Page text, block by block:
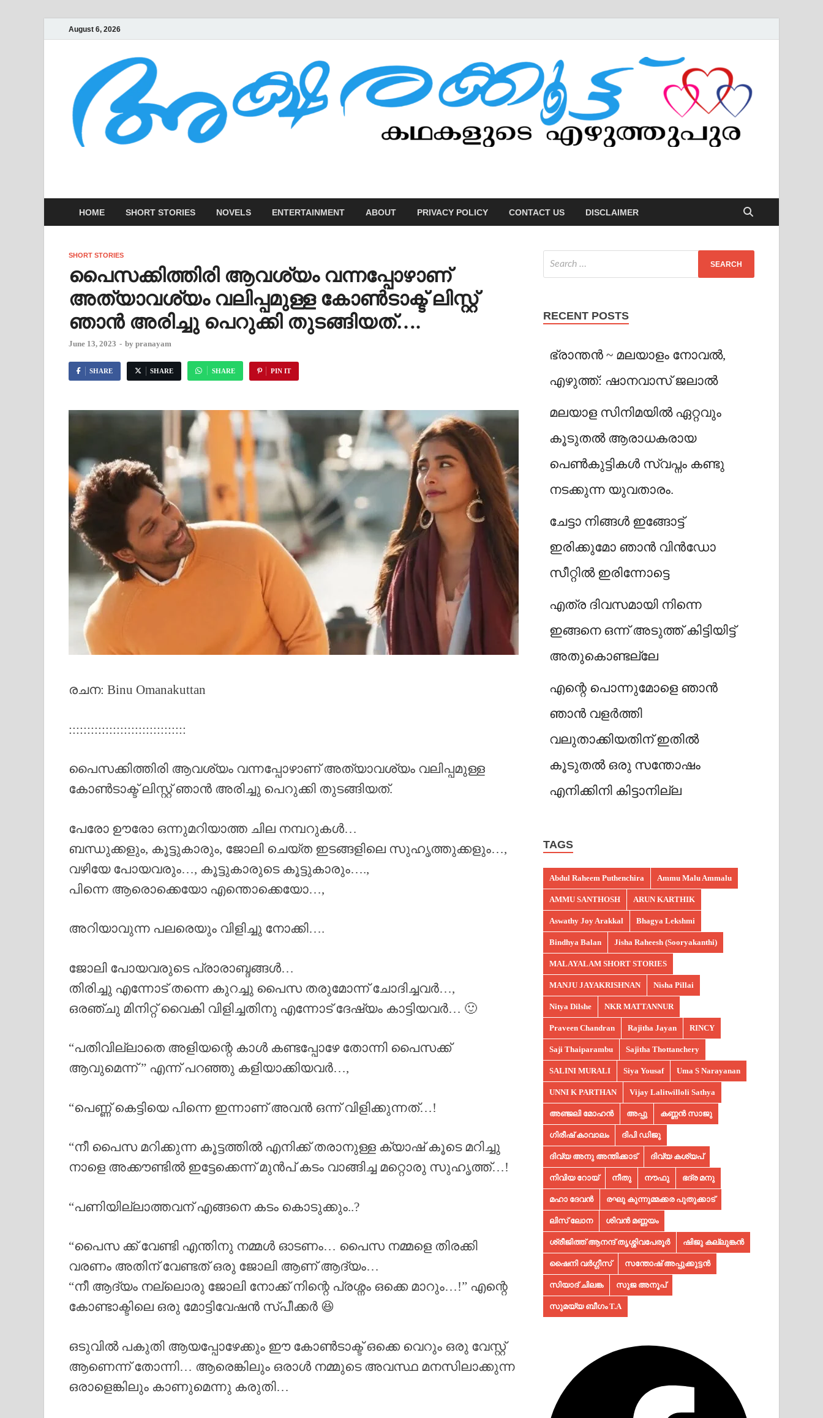
August 6, 2026
HOME SHORT STORIES NOVELS ENTERTAINMENT ABOUT PRIVACY POLICY CONTACT US DISCLAIMER
SHORT STORIES
പൈസക്കിത്തിരി ആവശ്യം വന്നപ്പോഴാണ്
അത്യാവശ്യം വലിപ്പമുള്ള കോൺടാക്ട് ലിസ്റ്റ്
ഞാൻ അരിച്ചു പെറുക്കി തുടങ്ങിയത്….
June 13, 2023 - by pranayam
SHARE SHARE SHARE PIN IT
രചന: Binu Omanakuttan
::::::::::::::::::::::::::::::::
പൈസക്കിത്തിരി ആവശ്യം വന്നപ്പോഴാണ് അത്യാവശ്യം വലിപ്പമുള്ള
കോൺടാക്ട് ലിസ്റ്റ് ഞാൻ അരിച്ചു പെറുക്കി തുടങ്ങിയത്.
പേരോ ഊരോ ഒന്നുമറിയാത്ത ചില നമ്പറുകൾ…
ബന്ധുക്കളും, കൂട്ടുകാരും, ജോലി ചെയ്ത ഇടങ്ങളിലെ സുഹൃത്തുക്കളും…,
വഴിയേ പോയവരും…, കൂട്ടുകാരുടെ കൂട്ടുകാരും….,
പിന്നെ ആരൊക്കെയോ എന്തൊക്കെയോ…,
അറിയാവുന്ന പലരെയും വിളിച്ചു നോക്കി….
ജോലി പോയവരുടെ പ്രാരാബ്ദങ്ങൾ…
തിരിച്ചു എന്നോട് തന്നെ കുറച്ചു പൈസ തരുമോന്ന് ചോദിച്ചവർ…,
ഒരഞ്ചു മിനിറ്റ് വൈകി വിളിച്ചതിനു എന്നോട് ദേഷ്യം കാട്ടിയവർ… 🙂
“പതിവില്ലാതെ അളിയന്റെ കാൾ കണ്ടപ്പോഴേ തോന്നി പൈസക്ക്
ആവുമെന്ന് ” എന്ന് പറഞ്ഞു കളിയാക്കിയവർ…,
“പെണ്ണ് കെട്ടിയെ പിന്നെ ഇന്നാണ് അവൻ ഒന്ന് വിളിക്കുന്നത്…!
“നീ പൈസ മറിക്കുന്ന കൂട്ടത്തിൽ എനിക്ക് തരാനുള്ള ക്യാഷ് കൂടെ മറിച്ചു
നാളെ അക്കൗണ്ടിൽ ഇട്ടേക്കെന്ന് മുൻപ് കടം വാങ്ങിച്ച മറ്റൊരു സുഹൃത്ത്…!
“പണിയില്ലാത്തവന് എങ്ങനെ കടം കൊടുക്കും..?
“പൈസ ക്ക് വേണ്ടി എന്തിനു നമ്മൾ ഓടണം… പൈസ നമ്മളെ തിരക്കി
വരണം അതിന് വേണ്ടത് ഒരു ജോലി ആണ് ആദ്യം…
“നീ ആദ്യം നല്ലൊരു ജോലി നോക്ക് നിന്റെ പ്രശ്നം ഒക്കെ മാറും…!” എന്റെ
കോണ്ടാക്ടിലെ ഒരു മോട്ടിവേഷൻ സ്പീക്കർ 😆
ഒടുവിൽ പകുതി ആയപ്പോഴേക്കും ഈ കോൺടാക്ട് ഒക്കെ വെറും ഒരു വേസ്റ്റ്
ആണെന്ന് തോന്നി… ആരെങ്കിലും ഒരാൾ നമ്മുടെ അവസ്ഥ മനസിലാക്കുന്ന
ഒരാളെങ്കിലും കാണുമെന്നു കരുതി…
RECENT POSTS
ഭ്രാന്തൻ ~ മലയാളം നോവൽ,
എഴുത്ത്: ഷാനവാസ് ജലാൽ
മലയാള സിനിമയിൽ ഏറ്റവും
കൂടുതൽ ആരാധകരായ
പെൺകുട്ടികൾ സ്വപ്നം കണ്ടു
നടക്കുന്ന യുവതാരം.
ചേട്ടാ നിങ്ങൾ ഇങ്ങോട്ട്
ഇരിക്കുമോ ഞാൻ വിൻഡോ
സീറ്റിൽ ഇരിന്നോട്ടെ
എത്ര ദിവസമായി നിന്നെ
ഇങ്ങനെ ഒന്ന് അടുത്ത് കിട്ടിയിട്ട്
അതുകൊണ്ടല്ലേ
എന്റെ പൊന്നുമോളെ ഞാൻ
ഞാൻ വളർത്തി
വലുതാക്കിയതിന് ഇതിൽ
കൂടുതൽ ഒരു സന്തോഷം
എനിക്കിനി കിട്ടാനില്ല
TAGS
Abdul Raheem Puthenchira Ammu Malu Ammalu
AMMU SANTHOSH ARUN KARTHIK
Aswathy Joy Arakkal Bhagya Lekshmi
Bindhya Balan Jisha Raheesh (Sooryakanthi)
MALAYALAM SHORT STORIES
MANJU JAYAKRISHNAN Nisha Pillai
Nitya Dilshe NKR MATTANNUR
Praveen Chandran Rajitha Jayan RINCY
Saji Thaiparambu Sajitha Thottanchery
SALINI MURALI Siya Yousaf Uma S Narayanan
UNNI K PARTHAN Vijay Lalitwilloli Sathya
അഞ്ജലി മോഹൻ അപ്പു കണ്ണൻ സാജു
ഗിരീഷ് കാവാലം ദിപി ഡിജു
ദിവ്യ അനു അന്തിക്കാട് ദിവ്യ കശ്യപ്
നിവിയ റോയ് നീതു നൗഫു ഭദ്ര മനു
മഹാ ദേവൻ രഘു കുന്നുമ്മക്കര പുതുക്കാട്
ലിസ് ലോന ശിവൻ മണ്ണയം
ശ്രീജിത്ത് ആനന്ദ് തൃശ്ശിവപേരൂർ ഷിജു കല്ലുങ്കൻ
ഷൈനി വർഗ്ഗീസ് സന്തോഷ് അപ്പുക്കുട്ടൻ
സിയാദ് ചിലങ്ക സുജ അനൂപ്‌
സുമയ്യ ബീഗം T.A